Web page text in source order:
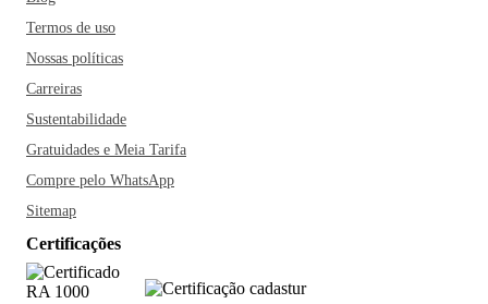
Termos de uso
Nossas políticas
Carreiras
Sustentabilidade
Gratuidades e Meia Tarifa
Compre pelo WhatsApp
Sitemap
Certificações